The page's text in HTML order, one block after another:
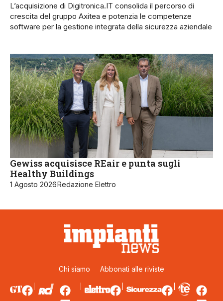
L’acquisizione di Digitronica.IT consolida il percorso di
crescita del gruppo Axitea e potenzia le competenze
software per la gestione integrata della sicurezza aziendale
Gewiss acquisisce REair e punta sugli
Healthy Buildings
1 Agosto 2026Redazione Elettro
Chi siamo Abbonati alle riviste